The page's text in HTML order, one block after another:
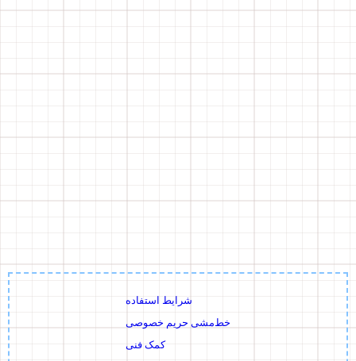
شرایط استفاده
خط‌مشی حریم خصوصی
کمک فنی